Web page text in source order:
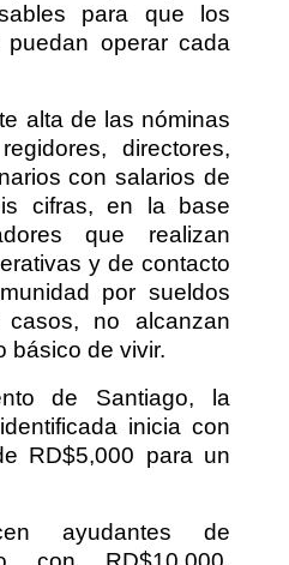
para que los
puedan operar cada
alta de las nóminas
directores,
con salarios de
cifras, en la base
que realizan
y de contacto
por sueldos
no alcanzan
básico de vivir.
de Santiago, la
inicia con
RD$5,000 para un
ayudantes de